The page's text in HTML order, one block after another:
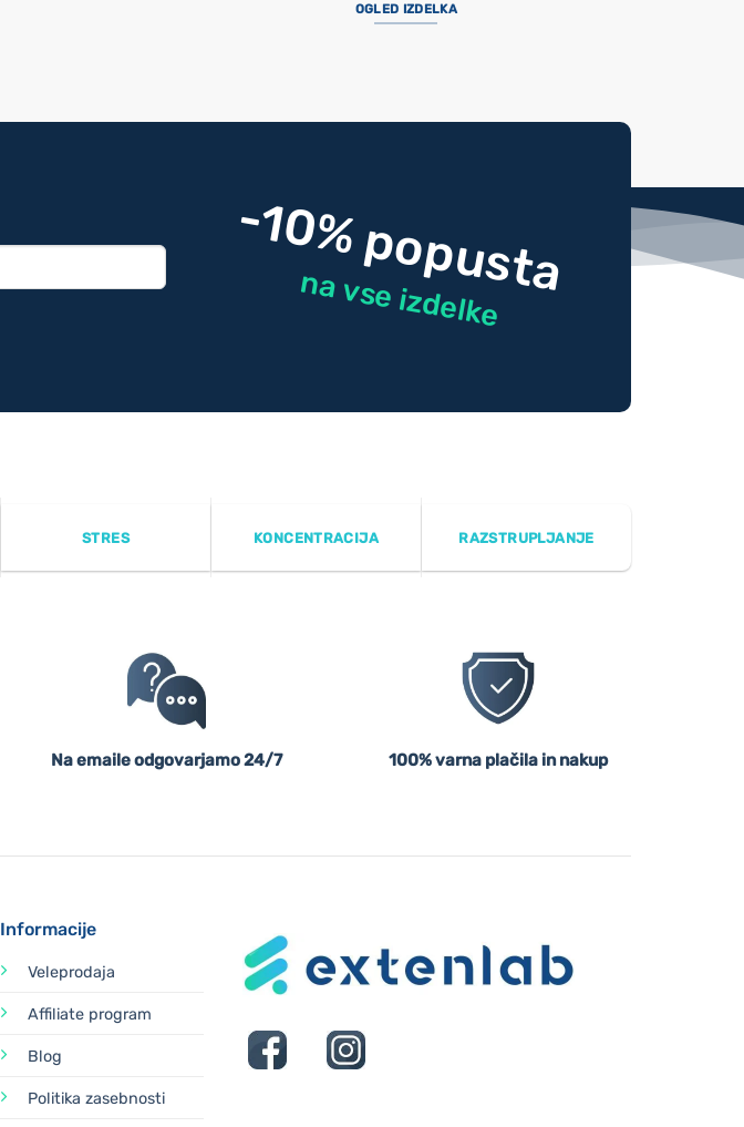
OGLED IZDELKA
-10% popusta
na vse izdelke
STRES KONCENTRACIJA RAZSTRUPLJANJE
Na emaile odgovarjamo 24/7 100% varna plačila in nakup
Informacije
Veleprodaja
Affiliate program
Blog
Politika zasebnosti